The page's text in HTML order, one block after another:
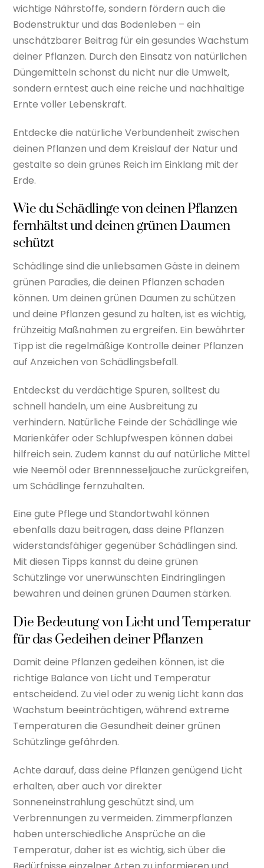
wichtige Nährstoffe, sondern fördern auch die
Bodenstruktur und das Bodenleben – ein
unschätzbarer Beitrag für ein gesundes Wachstum
deiner Pflanzen. Durch den Einsatz von natürlichen
Düngemitteln schonst du nicht nur die Umwelt,
sondern erntest auch eine reiche und nachhaltige
Ernte voller Lebenskraft.
Entdecke die natürliche Verbundenheit zwischen
deinen Pflanzen und dem Kreislauf der Natur und
gestalte so dein grünes Reich im Einklang mit der
Erde.
Wie du Schädlinge von deinen Pflanzen
fernhältst und deinen grünen Daumen
schützt
Schädlinge sind die unliebsamen Gäste in deinem
grünen Paradies, die deinen Pflanzen schaden
können. Um deinen grünen Daumen zu schützen
und deine Pflanzen gesund zu halten, ist es wichtig,
frühzeitig Maßnahmen zu ergreifen. Ein bewährter
Tipp ist die regelmäßige Kontrolle deiner Pflanzen
auf Anzeichen von Schädlingsbefall.
Entdeckst du verdächtige Spuren, solltest du
schnell handeln, um eine Ausbreitung zu
verhindern. Natürliche Feinde der Schädlinge wie
Marienkäfer oder Schlupfwespen können dabei
hilfreich sein. Zudem kannst du auf natürliche Mittel
wie Neemöl oder Brennnesseljauche zurückgreifen,
um Schädlinge fernzuhalten.
Eine gute Pflege und Standortwahl können
ebenfalls dazu beitragen, dass deine Pflanzen
widerstandsfähiger gegenüber Schädlingen sind.
Mit diesen Tipps kannst du deine grünen
Schützlinge vor unerwünschten Eindringlingen
bewahren und deinen grünen Daumen stärken.
Die Bedeutung von Licht und Temperatur
für das Gedeihen deiner Pflanzen
Damit deine Pflanzen gedeihen können, ist die
richtige Balance von Licht und Temperatur
entscheidend. Zu viel oder zu wenig Licht kann das
Wachstum beeinträchtigen, während extreme
Temperaturen die Gesundheit deiner grünen
Schützlinge gefährden.
Achte darauf, dass deine Pflanzen genügend Licht
erhalten, aber auch vor direkter
Sonneneinstrahlung geschützt sind, um
Verbrennungen zu vermeiden. Zimmerpflanzen
haben unterschiedliche Ansprüche an die
Temperatur, daher ist es wichtig, sich über die